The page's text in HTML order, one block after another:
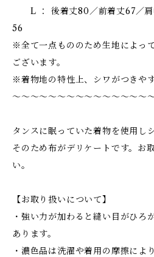
L ： 後着丈80／前着丈67／肩
56
※全て一点もののため生地によっ
ございます。
※着物地の特性上、シワがつきや
〜〜〜〜〜〜〜〜〜〜〜〜〜〜〜
タンスに眠っていた着物を使用し
そのため布がデリケートです。お
い。
【お取り扱いについて】
・強い力が加わると縫い目がひろ
あります。
・濃色品は洗濯や着用の摩擦によ